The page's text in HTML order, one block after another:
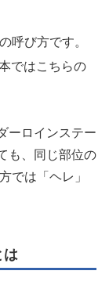
呼び方です。
ではこちらの
ーロインステー
も、同じ部位の
では「ヘレ」
は